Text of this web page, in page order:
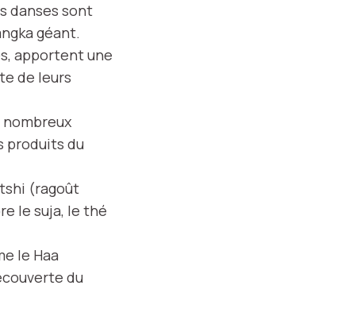
danses sont
géant.
apportent une
de leurs
nombreux
produits du
(ragoût
le suja, le thé
le Haa
du